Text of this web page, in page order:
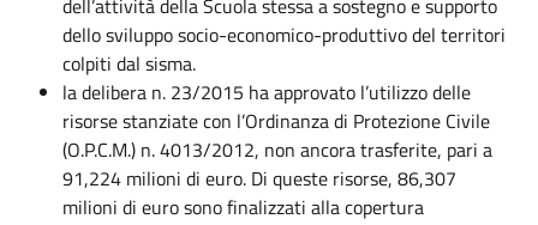
dell’attività della Scuola stessa a sostegno e supporto
dello sviluppo socio-economico-produttivo del territori
colpiti dal sisma.
la delibera n. 23/2015 ha approvato l’utilizzo delle
risorse stanziate con l’Ordinanza di Protezione Civile
(O.P.C.M.) n. 4013/2012, non ancora trasferite, pari a
91,224 milioni di euro. Di queste risorse, 86,307
milioni di euro sono finalizzati alla copertura